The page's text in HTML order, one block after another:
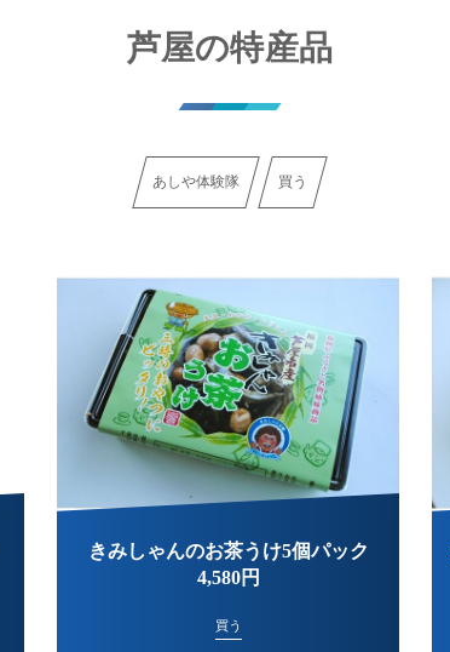
芦屋の特産品
あしや体験隊 買う
きみしゃんのお茶うけ5個パック
4,580円
買う